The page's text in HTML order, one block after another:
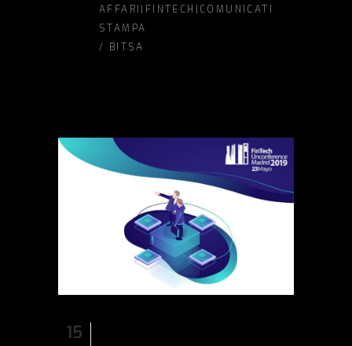
AFFARI|FINTECH|COMUNICATI
STAMPA
/
BITSA
15